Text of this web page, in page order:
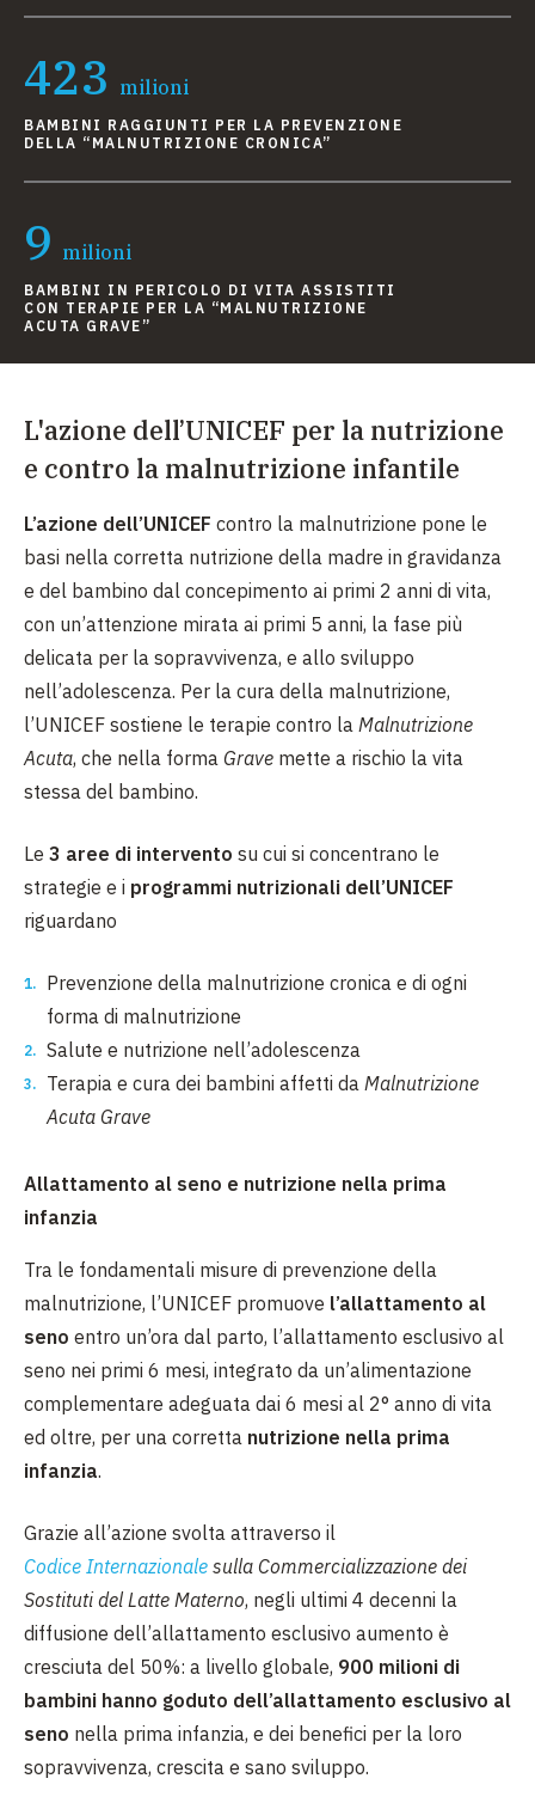
423 milioni
BAMBINI RAGGIUNTI PER LA PREVENZIONE
DELLA “MALNUTRIZIONE CRONICA”
9 milioni
BAMBINI IN PERICOLO DI VITA ASSISTITI
CON TERAPIE PER LA “MALNUTRIZIONE
ACUTA GRAVE”
L'azione dell’UNICEF per la nutrizione
e contro la malnutrizione infantile
L’azione dell’UNICEF contro la malnutrizione pone le
basi nella corretta nutrizione della madre in gravidanza
e del bambino dal concepimento ai primi 2 anni di vita,
con un’attenzione mirata ai primi 5 anni, la fase più
delicata per la sopravvivenza, e allo sviluppo
nell’adolescenza. Per la cura della malnutrizione,
l’UNICEF sostiene le terapie contro la Malnutrizione
Acuta, che nella forma Grave mette a rischio la vita
stessa del bambino.
Le 3 aree di intervento su cui si concentrano le
strategie e i programmi nutrizionali dell’UNICEF
riguardano
Prevenzione della malnutrizione cronica e di ogni
forma di malnutrizione
Salute e nutrizione nell’adolescenza
Terapia e cura dei bambini affetti da Malnutrizione
Acuta Grave
Allattamento al seno e nutrizione nella prima
infanzia
Tra le fondamentali misure di prevenzione della
malnutrizione, l’UNICEF promuove l’allattamento al
seno entro un’ora dal parto, l’allattamento esclusivo al
seno nei primi 6 mesi, integrato da un’alimentazione
complementare adeguata dai 6 mesi al 2° anno di vita
ed oltre, per una corretta nutrizione nella prima
infanzia.
Grazie all’azione svolta attraverso il
Codice Internazionale sulla Commercializzazione dei
Sostituti del Latte Materno, negli ultimi 4 decenni la
diffusione dell’allattamento esclusivo aumento è
cresciuta del 50%: a livello globale, 900 milioni di
bambini hanno goduto dell’allattamento esclusivo al
seno nella prima infanzia, e dei benefici per la loro
sopravvivenza, crescita e sano sviluppo.